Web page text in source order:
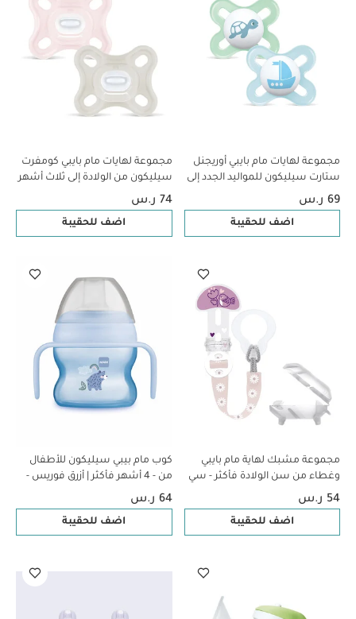
مجموعة لهايات مام بايبي أوريجنل
ستارت سيليكون للمواليد الجدد إلى
سن شهرين - سي لايف غرين وأزرق،
قطعتين
69 ر.س
اضف للحقيبة
مجموعة لهايات مام بايبي كومفرت
سيليكون من الولادة إلى ثلاث أشهر
- وردي وبيج، قطعتين
74 ر.س
اضف للحقيبة
مجموعة مشبك لهاية مام بايبي
وغطاء من سن الولادة فأكثر - سي
لايف بينك، قطعتين
54 ر.س
اضف للحقيبة
كوب مام بيبي سيليكون للأطفال
من - 4 أشهر فأكثر | أزرق فوريس -
150 مل - عبوة من قطعة واحدة
64 ر.س
اضف للحقيبة